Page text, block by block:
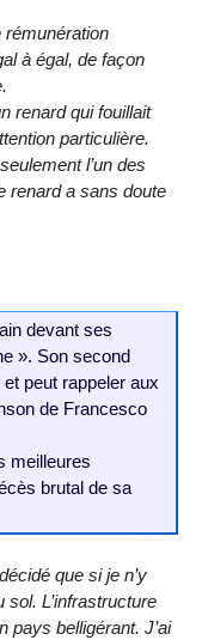
rémunération
à égal, de façon
renard qui fouillait
particulière.
l’un des
renard a sans doute
devant ses
». Son second
peut rappeler aux
de Francesco
meilleures
brutal de sa
que si je n’y
L’infrastructure
pays belligérant. J’ai